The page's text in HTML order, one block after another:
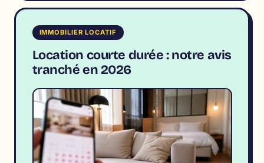
IMMOBILIER LOCATIF
Location courte durée : notre avis
tranché en 2026